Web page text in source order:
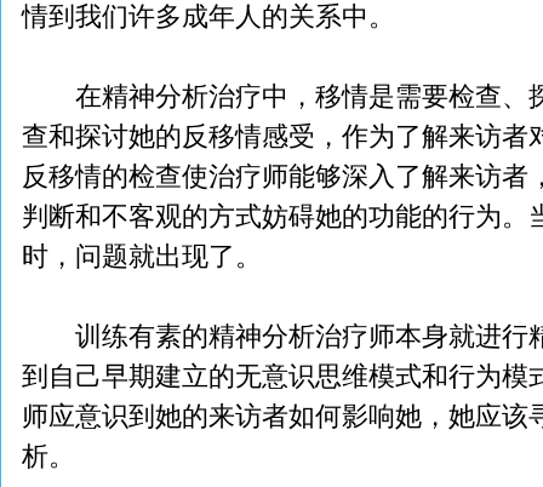
情到我们许多成年人的关系中。
在精神分析治疗中，移情是需要检查、
查和探讨她的反移情感受，作为了解来访者
反移情的检查使治疗师能够深入了解来访者
判断和不客观的方式妨碍她的功能的行为。
时，问题就出现了。
训练有素的精神分析治疗师本身就进行
到自己早期建立的无意识思维模式和行为模
师应意识到她的来访者如何影响她，她应该
析。